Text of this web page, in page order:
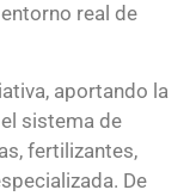
real de
aportando la
sistema de
fertilizantes,
De